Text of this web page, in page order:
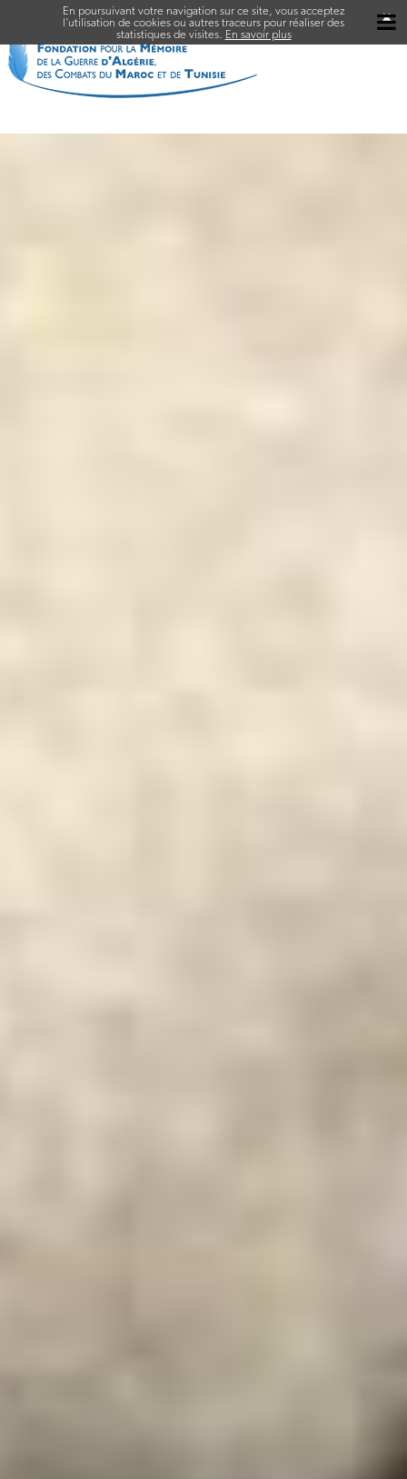
En poursuivant votre navigation sur ce site, vous acceptez
l’utilisation de cookies ou autres traceurs pour réaliser des
statistiques de visites. En savoir plus
✖